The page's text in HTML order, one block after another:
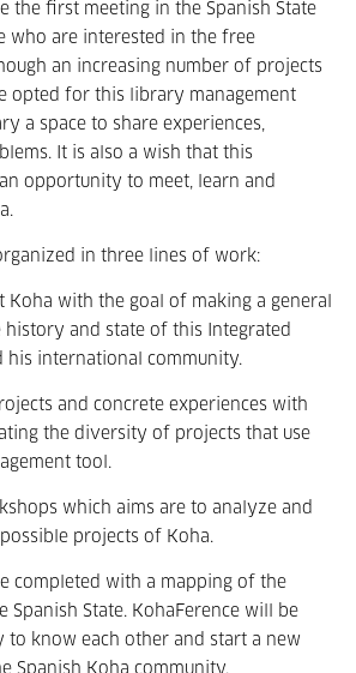
the first meeting in the Spanish State
who are interested in the free
an increasing number of projects
opted for this library management
a space to share experiences,
It is also a wish that this
opportunity to meet, learn and
in three lines of work:
Koha with the goal of making a general
and state of this Integrated
his international community.
and concrete experiences with
the diversity of projects that use
tool.
which aims are to analyze and
projects of Koha.
completed with a mapping of the
Spanish State. KohaFerence will be
to know each other and start a new
Spanish Koha community.